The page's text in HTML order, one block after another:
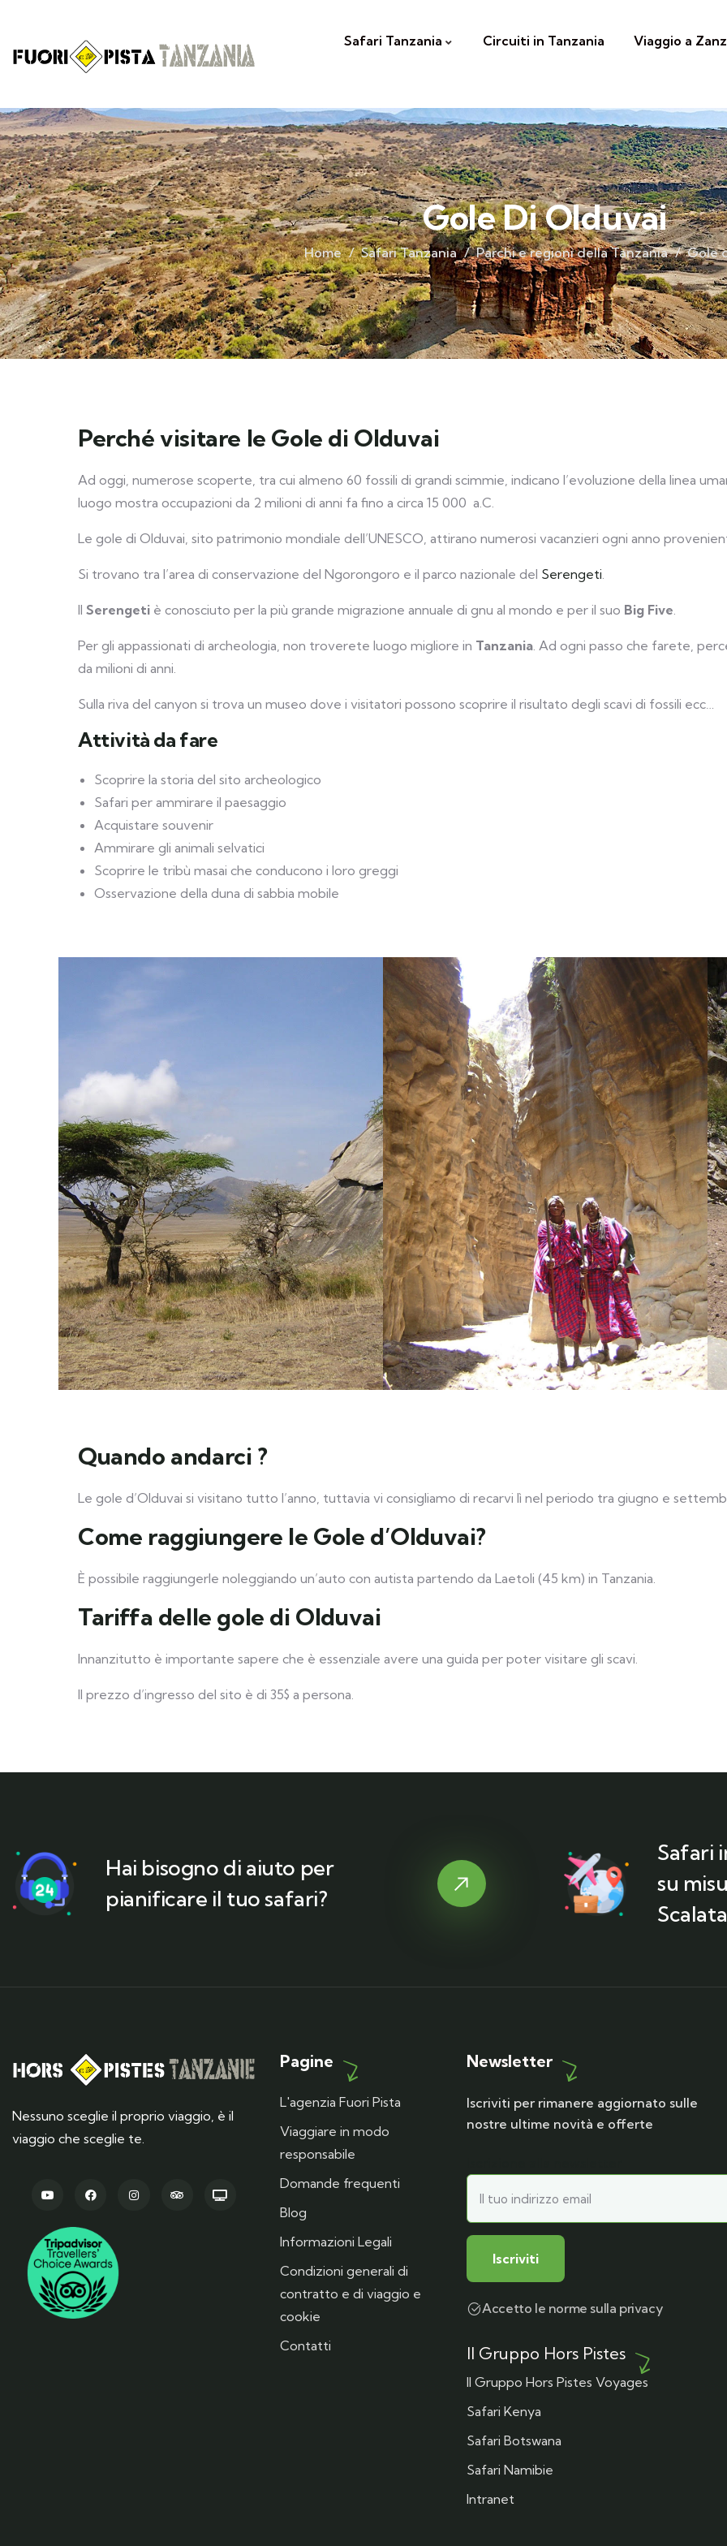
Safari Tanzania Circuiti in Tanzania Viaggio a
Gole Di Olduvai
Home Safari Tanzania Parchi e regioni della Tanzania Gole
Perché visitare le Gole di Olduvai
Ad oggi, numerose scoperte, tra cui almeno 60 fossili di grandi scimmie, indicano l’evoluzione della linea
luogo mostra occupazioni da 2 milioni di anni fa fino a circa 15 000 a.C.
Le gole di Olduvai, sito patrimonio mondiale dell’UNESCO, attirano numerosi vacanzieri ogni anno
Si trovano tra l’area di conservazione del Ngorongoro e il parco nazionale del Serengeti.
Il Serengeti è conosciuto per la più grande migrazione annuale di gnu al mondo e per il suo Big Five.
Per gli appassionati di archeologia, non troverete luogo migliore in Tanzania. Ad ogni passo che farete,
da milioni di anni.
Sulla riva del canyon si trova un museo dove i visitatori possono scoprire il risultato degli scavi di fossili ecc…
Attività da fare
Scoprire la storia del sito archeologico
Safari per ammirare il paesaggio
Acquistare souvenir
Ammirare gli animali selvatici
Scoprire le tribù masai che conducono i loro greggi
Osservazione della duna di sabbia mobile
Quando andarci ?
Le gole d’Olduvai si visitano tutto l’anno, tuttavia vi consigliamo di recarvi lì nel periodo tra giugno e
Come raggiungere le Gole d’Olduvai?
È possibile raggiungerle noleggiando un’auto con autista partendo da Laetoli (45 km) in Tanzania.
Tariffa delle gole di Olduvai
Innanzitutto è importante sapere che è essenziale avere una guida per poter visitare gli scavi.
Il prezzo d’ingresso del sito è di 35$ a persona.
Hai bisogno di aiuto per
pianificare il tuo safari?
Safari
su
Nessuno sceglie il proprio viaggio, è il
viaggio che sceglie te.
Pagine
L'agenzia Fuori Pista
Viaggiare in modo
responsabile
Domande frequenti
Blog
Informazioni Legali
Condizioni generali di
contratto e di viaggio e
cookie
Contatti
Newsletter
Iscriviti per rimanere aggiornato sulle
nostre ultime novità e offerte
Accetto le norme sulla privacy
Il Gruppo Hors Pistes
Il Gruppo Hors Pistes Voyages
Safari Kenya
Safari Botswana
Safari Namibie
Intranet